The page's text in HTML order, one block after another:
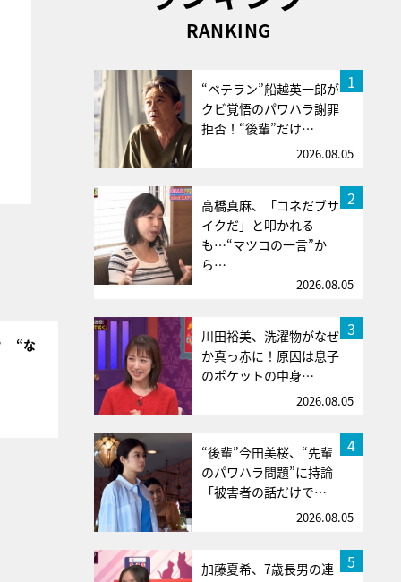
“な
RANKING
1
“ベテラン”船越英一郎が
クビ覚悟のパワハラ謝罪
拒否！“後輩”だけ…
2026.08.05
2
高橋真麻、「コネだブサ
イクだ」と叩かれる
も…“マツコの一言”か
ら…
2026.08.05
3
川田裕美、洗濯物がなぜ
か真っ赤に！原因は息子
のポケットの中身…
2026.08.05
4
“後輩”今田美桜、“先輩
のパワハラ問題”に持論
「被害者の話だけで…
2026.08.05
5
加藤夏希、7歳長男の連